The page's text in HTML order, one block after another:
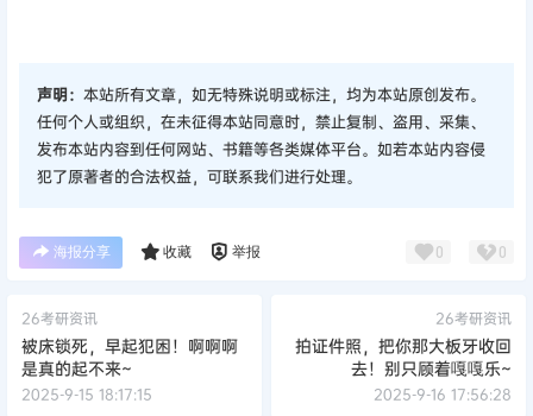
声明： 本站所有文章，如无特殊说明或标注，均为本站原创发布。
任何个人或组织，在未征得本站同意时，禁止复制、盗用、采集、
发布本站内容到任何网站、书籍等各类媒体平台。如若本站内容侵
犯了原著者的合法权益，可联系我们进行处理。
海报分享 收藏 举报 0 0
26考研资讯
被床锁死，早起犯困！啊啊啊
是真的起不来~
2025-9-15 18:17:15
26考研资讯
拍证件照，把你那大板牙收回
去！别只顾着嘎嘎乐~
2025-9-16 17:56:28